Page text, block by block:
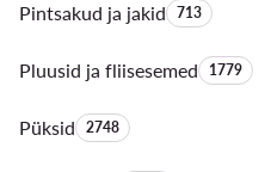
Pintsakud ja jakidToodete arv:
713
Pluusid ja fliisesemedToodete
1779
PüksidToodete arv:
2748